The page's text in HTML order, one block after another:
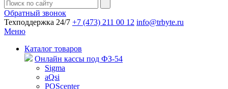
Обратный звонок
Техподдержка 24/7 +7 (473) 211 00 12 info@trbyte.ru
Меню
Каталог товаров
Онлайн кассы под ФЗ-54
Sigma
aQsi
POScenter